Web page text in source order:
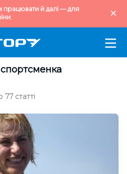
працювати й далі — для
статті